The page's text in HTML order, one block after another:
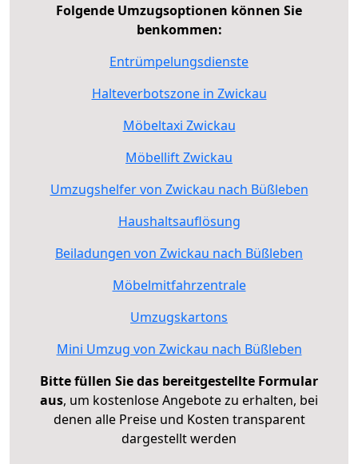
Folgende Umzugsoptionen können Sie
benkommen:
Entrümpelungsdienste
Halteverbotszone in Zwickau
Möbeltaxi Zwickau
Möbellift Zwickau
Umzugshelfer von Zwickau nach Büßleben
Haushaltsauflösung
Beiladungen von Zwickau nach Büßleben
Möbelmitfahrzentrale
Umzugskartons
Mini Umzug von Zwickau nach Büßleben
Bitte füllen Sie das bereitgestellte Formular
aus, um kostenlose Angebote zu erhalten, bei
denen alle Preise und Kosten transparent
dargestellt werden